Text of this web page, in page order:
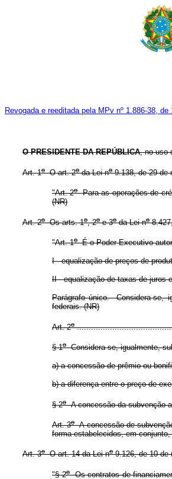
Revogada e reeditada pela MPv nº 1.886-38, de
O PRESIDENTE DA REPÚBLICA, no uso
Art. 1oO art. 2oda Lei no9.138, de 29 de
"Art. 2oPara as operações de
(NR)
Art. 2oOs arts. 1o, 2oe 3oda Lei no
"Art. 1oÉ o Poder Executivo
I - equalização de preços de
II - equalização de taxas de juros
Parágrafo único. Considera-se,
federais. (NR)
Art. 2o
§ 1oConsidera-se, igualmente,
a) a concessão de prêmio ou
b) a diferença entre o preço de
§ 2oA concessão da subvenção a
Art. 3oA concessão de
forma estabelecidos, em
Art. 3oO art. 14 da Lei no9.126, de 10 de
"§ 2oOs contratos de